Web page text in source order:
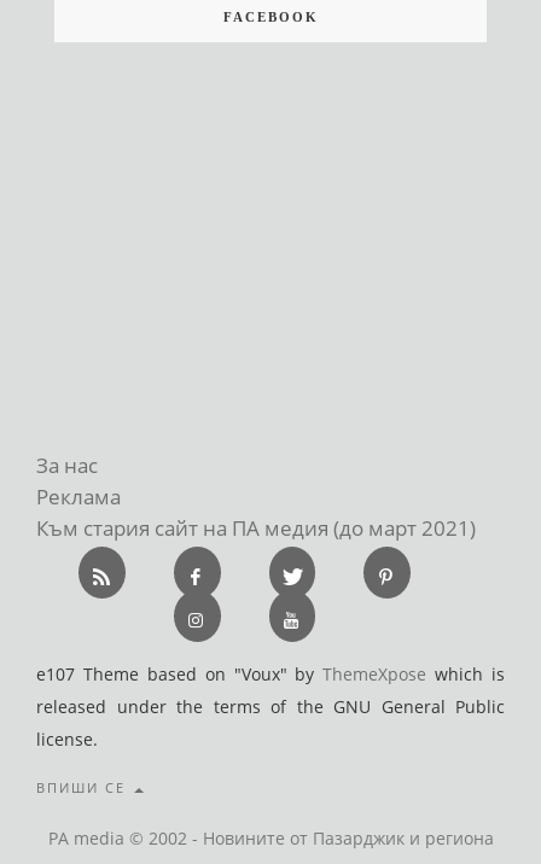
FACEBOOK
За нас
Реклама
Към стария сайт на ПА медия (до март 2021)
e107 Theme based on "Voux" byThemeXpose which is
released under the terms of the GNU General Public
license.
ВПИШИ СЕ
PA media © 2002 - Новините от Пазарджик и региона